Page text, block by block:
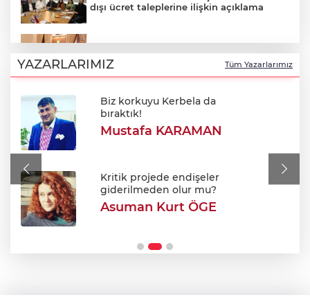
dışı ücret taleplerine ilişkin açıklama
teklifinin detaylarını verdi
Oktay Yılmaz: "Spor yapmayan çocuk
kalmayacak"
YAZARLARIMIZ Tüm Yazarlarımız
Biz korkuyu Kerbela da
bıraktık!
Mustafa KARAMAN
Kritik projede endişeler
giderilmeden olur mu?
Asuman Kurt ÖGE